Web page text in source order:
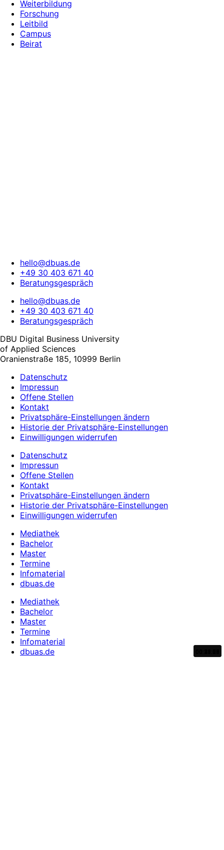
Weiterbildung
Forschung
Leitbild
Campus
Beirat
hello@dbuas.de
+49 30 403 671 40
Beratungsgespräch
hello@dbuas.de
+49 30 403 671 40
Beratungsgespräch
DBU Digital Business University
of Applied Sciences
Oranienstraße 185, 10999 Berlin
Datenschutz
Impressun
Offene Stellen
Kontakt
Privatsphäre-Einstellungen ändern
Historie der Privatsphäre-Einstellungen
Einwilligungen widerrufen
Datenschutz
Impressun
Offene Stellen
Kontakt
Privatsphäre-Einstellungen ändern
Historie der Privatsphäre-Einstellungen
Einwilligungen widerrufen
Mediathek
Bachelor
Master
Termine
Infomaterial
dbuas.de
Mediathek
Bachelor
Master
Termine
Infomaterial
dbuas.de